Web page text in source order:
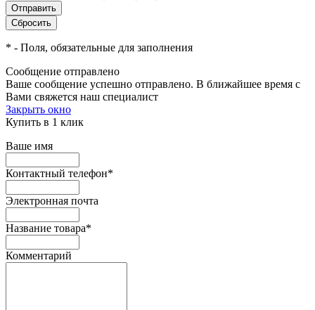
* - Поля, обязательные для заполнения
Сообщение отправлено
Ваше сообщение успешно отправлено. В ближайшее время с
Вами свяжется наш специалист
Закрыть окно
Купить в 1 клик
Ваше имя
Контактный телефон*
Электронная почта
Название товара*
Комментарий